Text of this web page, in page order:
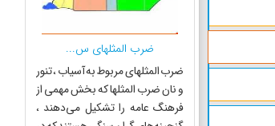
ضرب المثلهای س...
ضرب المثلهای مربوط به آسیاب ، تنور
و نان ضرب المثلها که بخش مهمی از
فرهنگ عامه را تشکیل می‌دهند ،